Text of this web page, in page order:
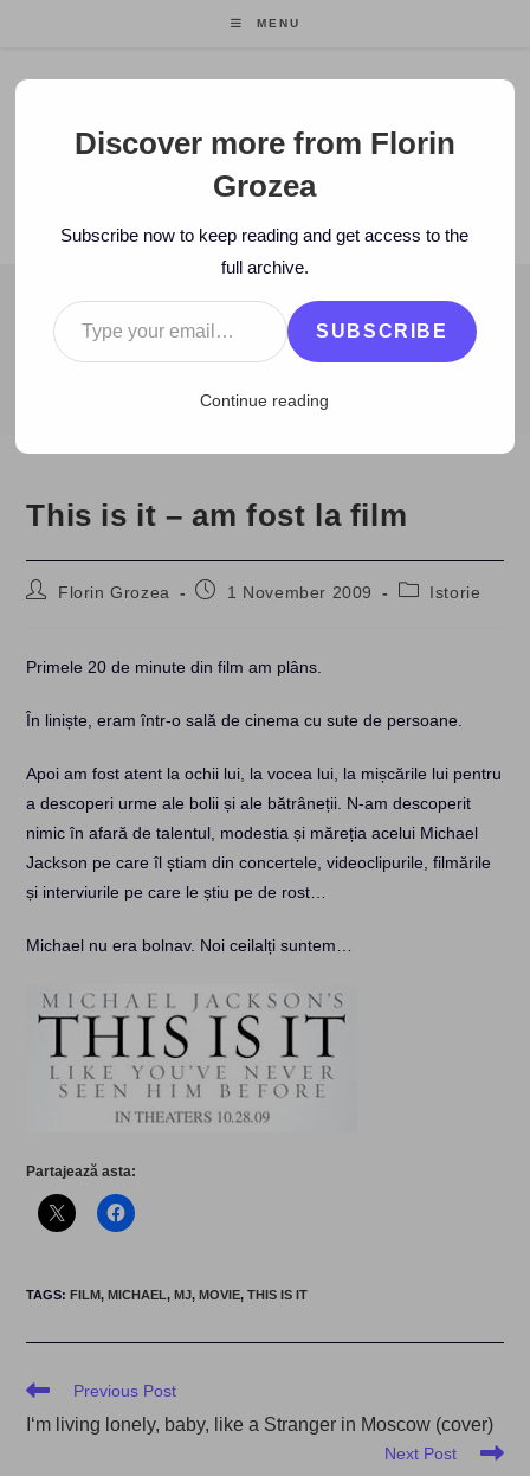
MENU
Florin Grozea
ENTREPRENEUR. FOUNDER/CEO MOCAPP.
BLOG
2009 > November > 1 > Istorie This is it – am fost la film
This is it – am fost la film
PostFlorin Grozea
Post1 November 2009
PostIstorie
Primele 20 de minute din film am plâns.
În liniște, eram într-o sală de cinema cu sute de persoane.
Apoi am fost atent la ochii lui, la vocea lui, la mișcările lui pentru
a descoperi urme ale bolii și ale bătrâneții. N-am descoperit
nimic în afară de talentul, modestia și măreția acelui Michael
Jackson pe care îl știam din concertele, videoclipurile, filmările
și interviurile pe care le știu pe de rost…
Michael nu era bolnav. Noi ceilalți suntem…
Partajează asta:
TAGS:FILM, MICHAEL, MJ, MOVIE, THIS IS IT
Read
articles
Previous Post
I‘m living lonely, baby, like a Stranger in Moscow (cover)
Next Post
Discover more from Florin
Grozea
Subscribe now to keep reading and get access to the
full archive.
Type your email…
SUBSCRIBE
Continue reading